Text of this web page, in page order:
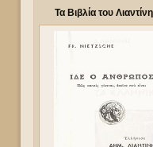
Τα Βιβλία του Λιαντίνη